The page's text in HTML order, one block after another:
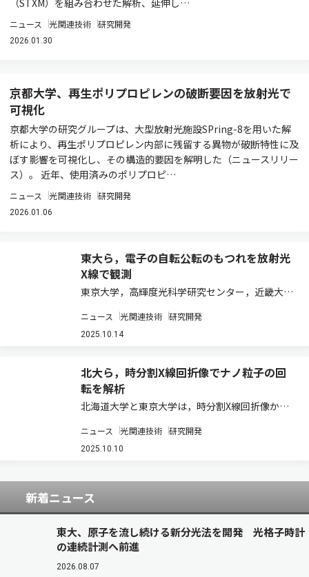
ニュース 光関連技術 研究開発
2026.01.30
京都大学、再生ポリプロピレンの破断要因を放射光で
可視化
京都大学の研究グループは、大型放射光施設SPring-8を用いた解
析により、再生ポリプロピレン内部に残留する異物が破断特性に及
ぼす影響を可視化し、その構造的要因を解明した（ニュースリリー
ス）。 近年、使用済みのポリプロピ…
ニュース 光関連技術 研究開発
2026.01.06
東大ら，電子の自転公転のもつれを放射光
X線で観測
東京大学，高輝度光科学研究センター，近畿大
素周りに存在する4f電子の空間的な広がりを世界
で初めて直接観測した（ニュースリリース）。 4f
ニュース 光関連技術 研究開発
2025.10.14
北大ら，時分割X線回折像でナノ粒子の回
転を解析
北海道⼤学と東京大学は，時分割X線回折像から
クスを測定する新たなX線活用手法の開発に成功
した（ニュースリリース）。 プラスチックやゴム
ニュース 光関連技術 研究開発
2025.10.10
新着ニュース
東大、原子を流し続ける新分光法を開発 光格子時計
の連続計測へ前進
2026.08.07